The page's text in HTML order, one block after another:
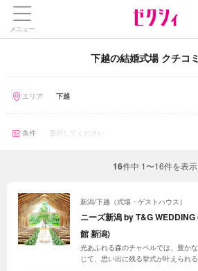
メニュー
下越の結婚式場 クチコ
エリア 下越
条件 選択してください
16件中 1〜16件を表示
新潟/下越（式場・ゲストハウス）
ニーズ新潟 by T&G
館 新潟)
光あふれる森のチャペルでは、豊か
じて、思い出に残る挙式が叶えられ